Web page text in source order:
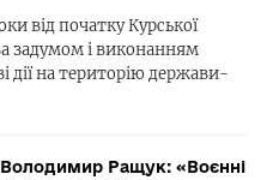
від початку Курської
задумом і виконанням
дії на територію держави-
Ращук: «Воєнні